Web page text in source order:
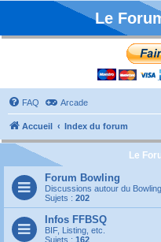
Le
FAQ Arcade
Accueil Index du forum
Le
Forum Bowling
Discussions autour du Bowling
Sujets : 202
Infos FFBSQ
BIF, Listing, etc.
Sujets : 162